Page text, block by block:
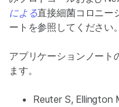
による直接細菌コロニー
ートを参照してください。
アプリケーションノート
ます。
Reuter S, Ellington